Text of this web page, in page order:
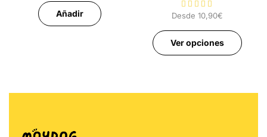
Añadir Desde 10,90€
Ver opciones